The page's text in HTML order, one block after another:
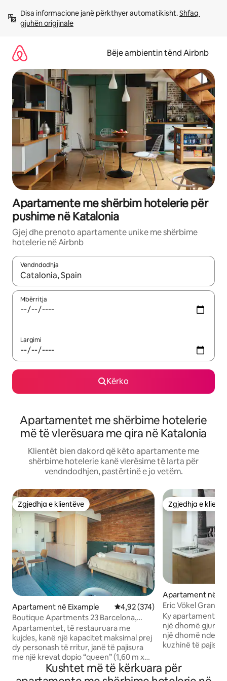
përmbajtja
Disa informacione janë përkthyer automatikisht. Shfaq
gjuhën origjinale
Bëje ambientin tënd Airbnb
Apartamente me shërbim hotelerie për
pushime në Katalonia
Gjej dhe prenoto apartamente unike me shërbime
hotelerie në Airbnb
Vendndodhja
Kur rezultatet të jenë të disponueshme, lëviz me butonat e
Mbërritja
Largimi
Kërko
Apartamentet me shërbime hotelerie
më të vlerësuara me qira në Katalonia
Klientët bien dakord që këto apartamente me
shërbime hotelerie kanë vlerësime të larta për
vendndodhjen, pastërtinë e jo vetëm.
Zgjedhja e klientëve
Zgjedhja e klientëve
Apartament në Eixample Vlerësimi mesatar 4,92 nga 5,
4,92 (374)
Boutique Apartments 23 Barcelona,
apartament me krevat dopio "Queen"
Apartamentet, të restauruara me
kujdes, kanë një kapacitet maksimal prej
dy personash të rritur, janë të pajisura
me një krevat dopio “queen” (1,60 m x
2,00 m) dhe një divan. Dritaret e mëdha
lejojnë hyrjen e dritës natyrale në një
Zgjedhja e
Zgjedhja e
Apartament në
Eric Vökel Gran
vendndodhje
Ky apartament
një dhomë gjumi
një dhomë
kuzhinë të
duhet për t 'u
Kapaciteti
Kushtet më të kërkuara për